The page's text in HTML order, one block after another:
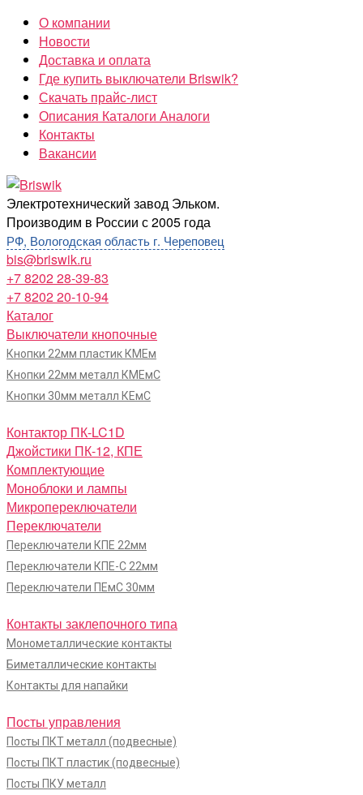
Перейти
содержимому
О компании
Новости
Доставка и оплата
Где купить выключатели Briswik?
Скачать прайс-лист
Описания Каталоги Аналоги
Контакты
Вакансии
Briswik
Электротехнический завод Эльком.
Производим в России с 2005 года
РФ, Вологодская область г. Череповец
bis@briswik.ru
+7 8202 28-39-83
+7 8202 20-10-94
Каталог
Выключатели кнопочные
Кнопки 22мм пластик КМЕм
Кнопки 22мм металл КМЕмС
Кнопки 30мм металл КЕмС
Контактор ПК-LC1D
Джойстики ПК-12, КПЕ
Комплектующие
Моноблоки и лампы
Микропереключатели
Переключатели
Переключатели КПЕ 22мм
Переключатели КПЕ-С 22мм
Переключатели ПЕмС 30мм
Контакты заклепочного типа
Монометаллические контакты
Биметаллические контакты
Контакты для напайки
Посты управления
Посты ПКТ металл (подвесные)
Посты ПКТ пластик (подвесные)
Посты ПКУ металл